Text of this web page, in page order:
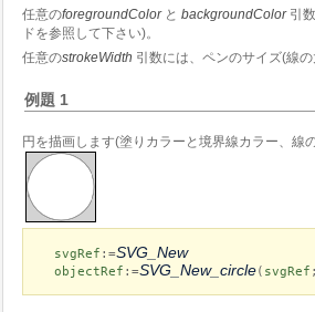
任意のforegroundColorと backgroundColor引
ドを参照して下さい)。
任意のstrokeWidth 引数には、ペンのサイズ(線
例題 1
円を描画します(塗りカラーと境界線カラー、線
svgRef :=SVG_New
objectRef :=SVG_New_circle( svgRef